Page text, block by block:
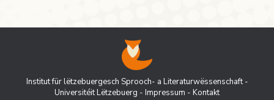
Institut für lëtzebuergesch Sprooch- a Literaturwëssenschaft -
Universitéit Lëtzebuerg - Impressum - Kontakt